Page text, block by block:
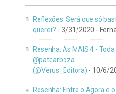
Reflexões: Será que só
querer? - 3/31/2020 -
Resenha: As MAIS 4 -
@patbarboza
(@Verus_Editora) - 10/6/
Resenha: Entre o Agora e